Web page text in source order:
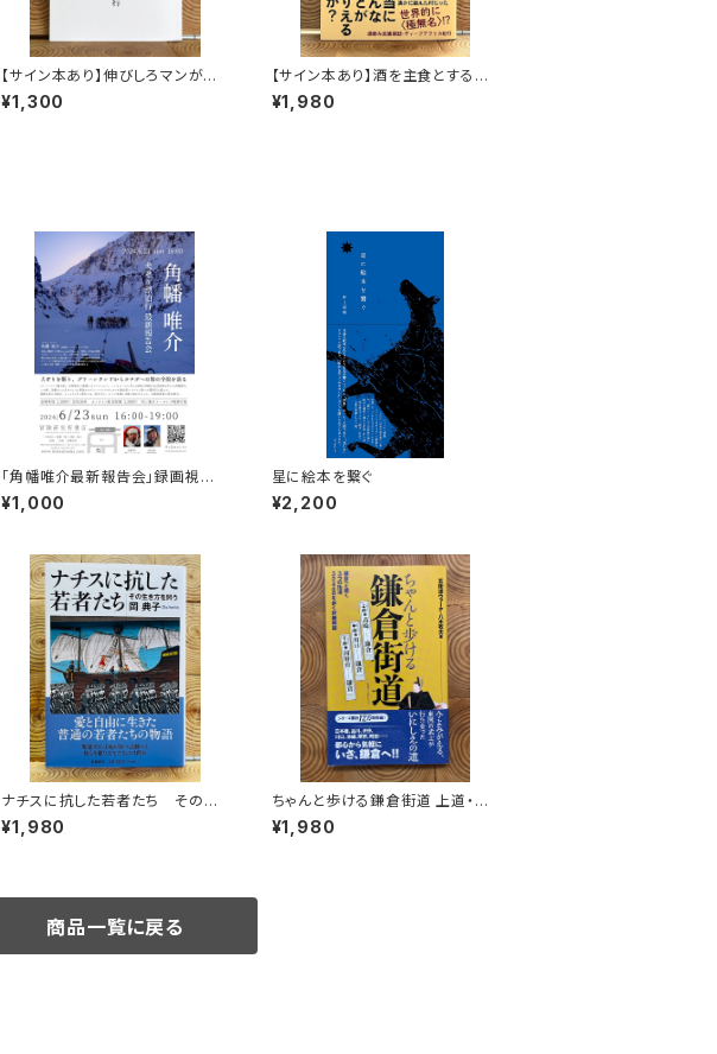
【サイン本あり】伸びしろマンがゆ
く！
¥1,300
【サイン本あり】酒を主食とする
人々 エチオピアの科学的秘境を
旅する
¥1,980
「角幡唯介最新報告会」録画視聴
権
¥1,000
星に絵本を繋ぐ
¥2,200
ナチスに抗した若者たち その生
き方を問う
¥1,980
ちゃんと歩ける鎌倉街道 上道・中
道・下道
¥1,980
商品一覧に戻る